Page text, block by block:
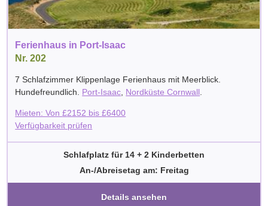
Ferienhaus in Port-Isaac
Nr. 202
7 Schlafzimmer Klippenlage Ferienhaus mit Meerblick.
Hundefreundlich. Port-Isaac Nordküste Cornwall
Mieten: Von£2152 bis£6400
Verfügbarkeit prüfen
Schlafplatz für 14 + 2 Kinderbetten
An-/Abreisetag am: Freitag
Details ansehen